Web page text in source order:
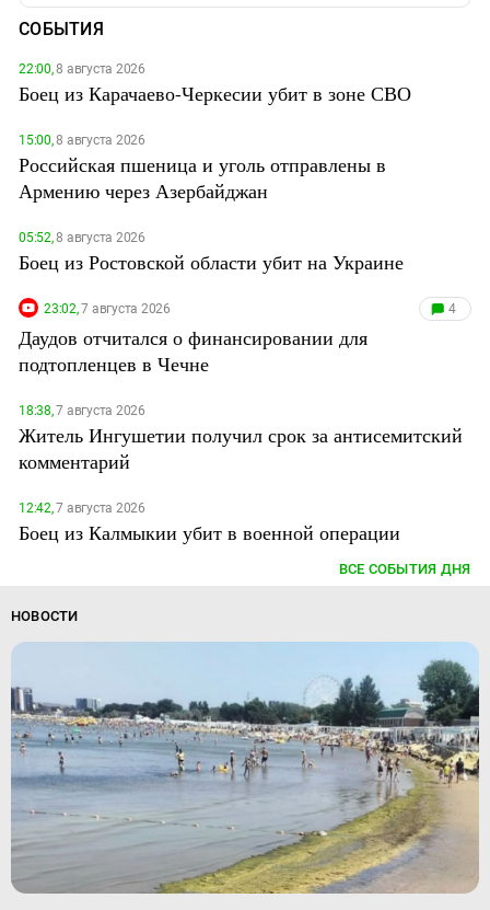
СОБЫТИЯ
22:00,8 августа 2026
Боец из Карачаево-Черкесии убит в зоне СВО
15:00,8 августа 2026
Российская пшеница и уголь отправлены в
Армению через Азербайджан
05:52,8 августа 2026
Боец из Ростовской области убит на Украине
23:02,7 августа 2026 4
Даудов отчитался о финансировании для
подтопленцев в Чечне
18:38,7 августа 2026
Житель Ингушетии получил срок за антисемитский
комментарий
12:42,7 августа 2026
Боец из Калмыкии убит в военной операции
ВСЕ СОБЫТИЯ ДНЯ
НОВОСТИ